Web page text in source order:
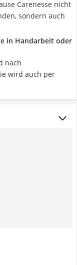
Carenesse nicht
sondern auch
in Handarbeit oder
nach
wird auch per